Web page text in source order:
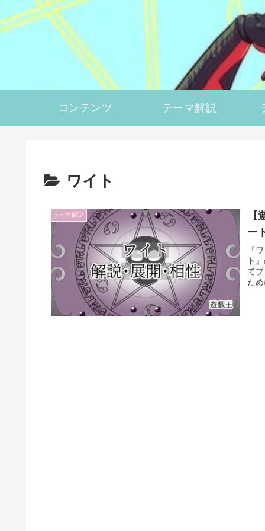
コンテンツ テーマ解説
ワイト
テーマ解説
ー
「
ト
て
た